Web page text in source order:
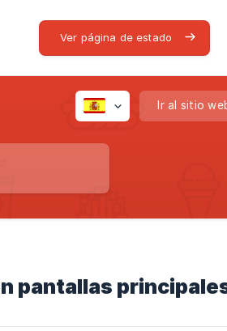
Ver página de estado
Ir al sitio
pantallas